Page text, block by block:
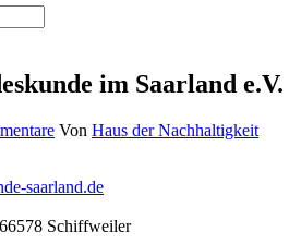
im Saarland e.V.
Von Haus der Nachhaltigkeit
saarland.de
Schiffweiler